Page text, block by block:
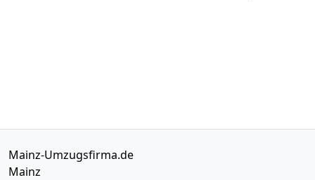
Mainz-Umzugsfirma.de
Mainz